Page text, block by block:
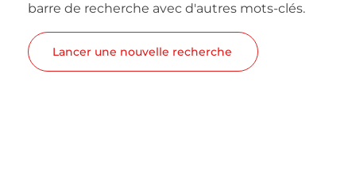
barre de recherche avec d'autres mots-clés.
Lancer une nouvelle recherche